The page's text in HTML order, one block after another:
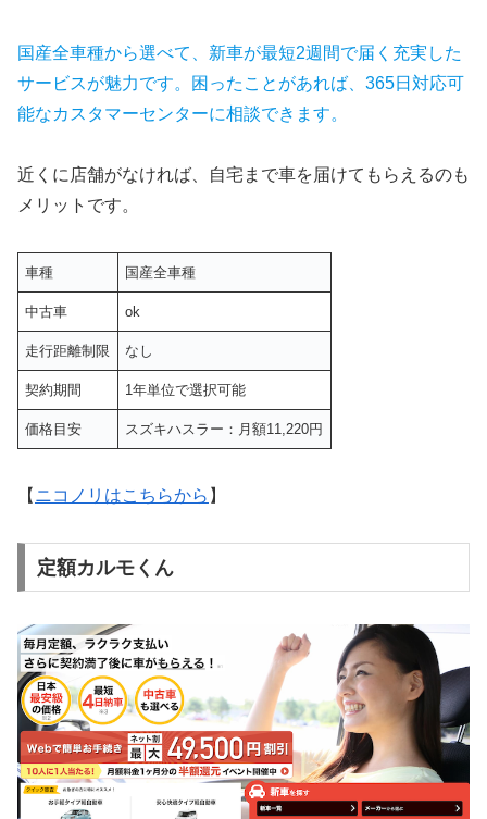
国産全車種から選べて、新車が最短2週間で届く充実した
サービスが魅力です。困ったことがあれば、365日対応可
能なカスタマーセンターに相談できます。
近くに店舗がなければ、自宅まで車を届けてもらえるのも
メリットです。
車種 国産全車種
中古車 ok
走行距離制限 なし
契約期間 1年単位で選択可能
価格目安 スズキハスラー：月額11,220円
【 ニコノリはこちらから 】
定額カルモくん